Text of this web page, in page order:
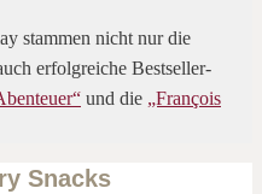
stammen nicht nur die
erfolgreiche Bestseller-
und die „François
Snacks